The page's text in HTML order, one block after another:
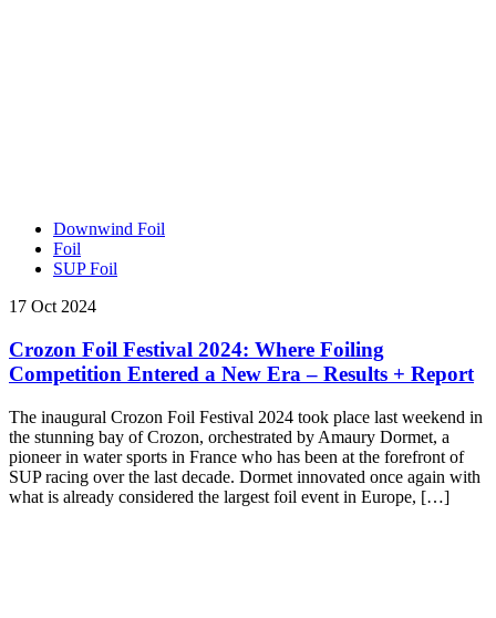
Downwind Foil
Foil
SUP Foil
17 Oct 2024
Crozon Foil Festival 2024: Where Foiling
Competition Entered a New Era – Results + Report
The inaugural Crozon Foil Festival 2024 took place last weekend in
the stunning bay of Crozon, orchestrated by Amaury Dormet, a
pioneer in water sports in France who has been at the forefront of
SUP racing over the last decade. Dormet innovated once again with
what is already considered the largest foil event in Europe, […]